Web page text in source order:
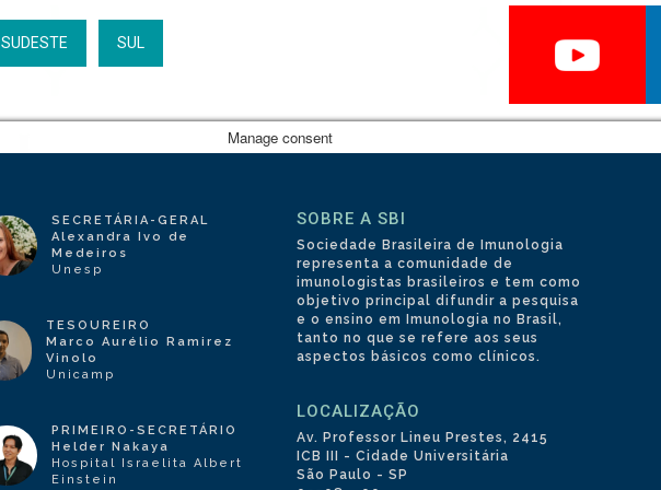
SUDESTE SUL
SECRETÁRIA-GERAL
Alexandra Ivo de
Medeiros
Unesp
TESOUREIRO
Marco Aurélio Ramirez
Vinolo
Unicamp
PRIMEIRO-SECRETÁRIO
Helder Nakaya
Hospital Israelita Albert
Einstein
SOBRE A SBI
Sociedade Brasileira de Imunologia
representa a comunidade de
imunologistas brasileiros e tem como
objetivo principal difundir a pesquisa
e o ensino em Imunologia no Brasil,
tanto no que se refere aos seus
aspectos básicos como clínicos.
LOCALIZAÇÃO
Av. Professor Lineu Prestes, 2415
ICB III - Cidade Universitária
São Paulo - SP
Manage consent